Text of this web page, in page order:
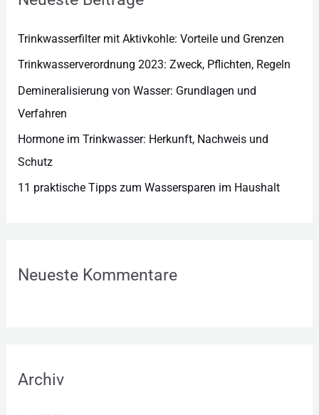
Trinkwasserfilter mit Aktivkohle: Vorteile und Grenzen
Trinkwasserverordnung 2023: Zweck, Pflichten, Regeln
Demineralisierung von Wasser: Grundlagen und
Verfahren
Hormone im Trinkwasser: Herkunft, Nachweis und
Schutz
11 praktische Tipps zum Wassersparen im Haushalt
Neueste Kommentare
Archiv
e
n